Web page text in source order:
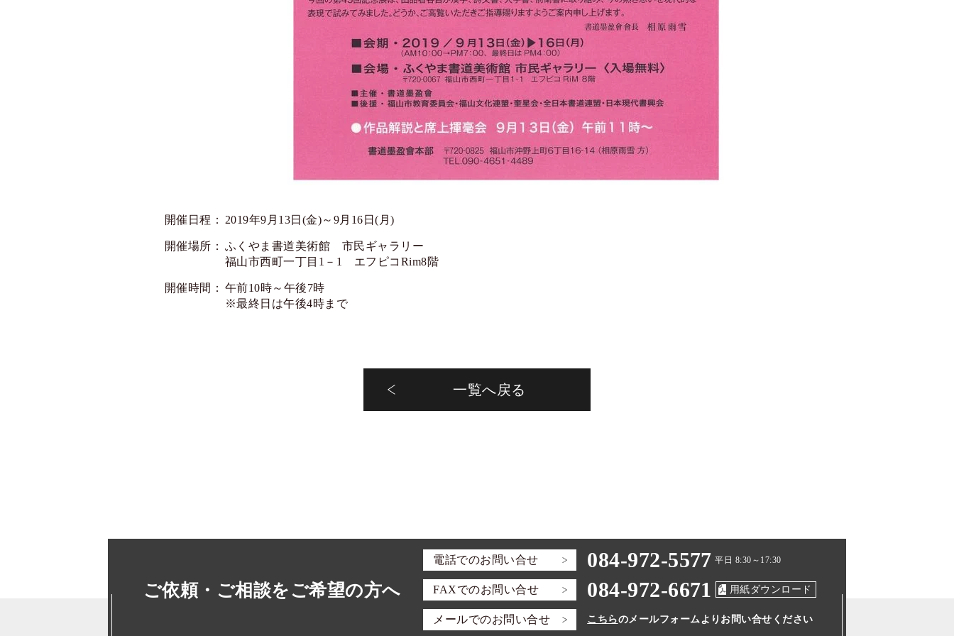
開催日程： 2019年9月13日(金)～9月16日(月)
開催場所： ふくやま書道美術館 市民ギャラリー
福山市西町一丁目1－1 エフピコRim8階
開催時間： 午前10時～午後7時
※最終日は午後4時まで
一覧へ戻る
ご依頼・ご相談をご希望の方へ
電話でのお問い合せ 084-972-5577 平日 8:30～17:30
FAXでのお問い合せ 084-972-6671 用紙ダウンロード
メールでのお問い合せ こちらのメールフォームより お問い合せください